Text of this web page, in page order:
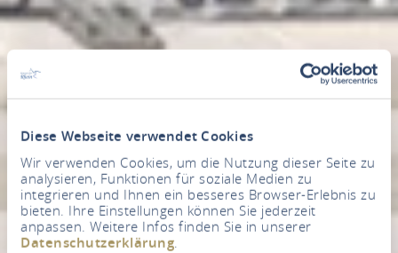
Diese Webseite verwendet Cookies
Wir verwenden Cookies, um die Nutzung dieser Seite zu
analysieren, Funktionen für soziale Medien zu
integrieren und Ihnen ein besseres Browser-Erlebnis zu
bieten. Ihre Einstellungen können Sie jederzeit
anpassen. Weitere Infos finden Sie in unserer
Datenschutzerklärung.